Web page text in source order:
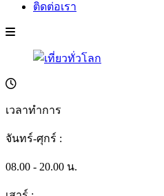
ติดต่อเรา
เวลาทำการ
จันทร์-ศุกร์ :
08.00 - 20.00 น.